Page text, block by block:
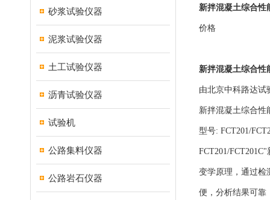
砂浆试验仪器
泥浆试验仪器
土工试验仪器
沥青试验仪器
试验机
公路集料仪器
公路岩石仪器
新拌混凝土综合性
价格
新拌混凝土综合性
由北京中科路达试
新拌混凝土综合性
型号: FCT201/
FCT201/
变学原理，通过检
便，分析结果可靠